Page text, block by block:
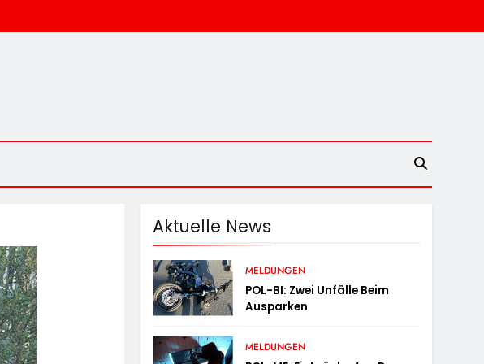
Aktuelle News
MELDUNGEN
POL-BI: Zwei Unfälle Beim
Ausparken
MELDUNGEN